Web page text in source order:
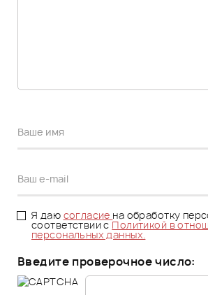
Я даю согласие на обработку
соответствии сПолитикой в
персональных данных.
Введите проверочное число: